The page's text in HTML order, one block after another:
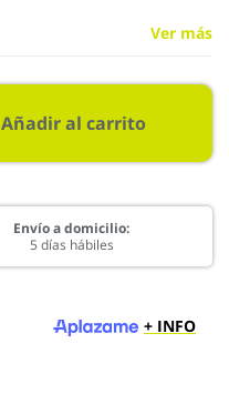
Ver más
Añadir al carrito
Envío a domicilio:
5 días hábiles
+ INFO